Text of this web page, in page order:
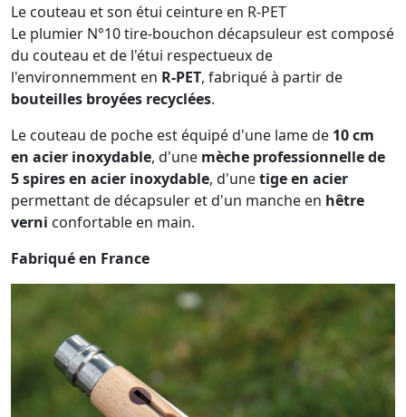
Le couteau et son étui ceinture en R-PET
Le plumier N°10 tire-bouchon décapsuleur est composé
du couteau et de l'étui respectueux de
l'environnemment en R-PET, fabriqué à partir de
bouteilles broyées recyclées.
Le couteau de poche est équipé d'une lame de 10 cm
en acier inoxydable, d'une mèche professionnelle de
5 spires en acier inoxydable, d'unetige en acier
permettant de décapsuler et d'un manche en hêtre
verni confortable en main.
Fabriqué en France